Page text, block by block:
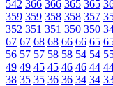
542 366 366 365 365
359 359 358 358 357
352 351 351 350 350
67 67 68 68 66 66 65
56 57 57 58 58 54 54
49 49 45 45 46 46 44
38 35 35 36 36 34 34